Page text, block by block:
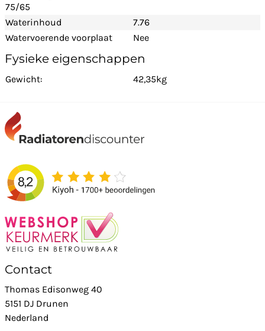
75/65
Waterinhoud
7.76
Watervoerende voorplaat
Nee
Fysieke eigenschappen
Gewicht: 42,35kg
Contact
Thomas Edisonweg 40
5151 DJ Drunen
Nederland